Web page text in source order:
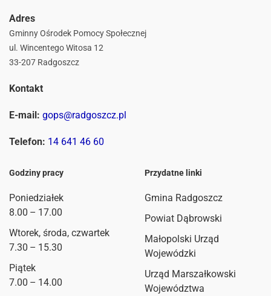
Adres
Gminny Ośrodek Pomocy Społecznej
ul. Wincentego Witosa 12
33-207 Radgoszcz
Kontakt
E-mail: gops@radgoszcz.pl
Telefon: 14 641 46 60
Godziny pracy
Poniedziałek
8.00 – 17.00
Wtorek, środa, czwartek
7.30 – 15.30
Piątek
7.00 – 14.00
Przydatne linki
Gmina Radgoszcz
Powiat Dąbrowski
Małopolski Urząd
Wojewódzki
Urząd Marszałkowski
Województwa